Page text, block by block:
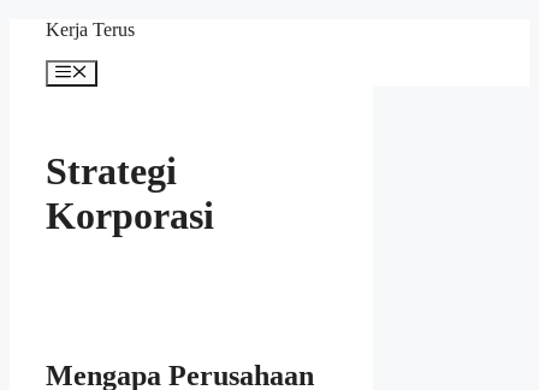
Langsung
Kerja Terus
Menu
Strategi
Korporasi
Mengapa Perusahaan